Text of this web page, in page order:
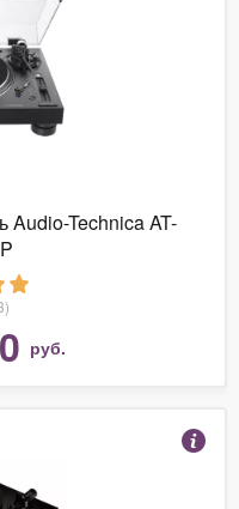
Audio-Technica AT-
руб.